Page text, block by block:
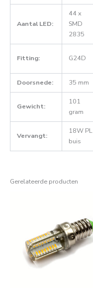
Aantal LED:
44 x
SMD
2835
Fitting: G24D
Doorsnede: 35 mm
Gewicht:
101
gram
Vervangt:
18W PL
buis
Gerelateerde producten